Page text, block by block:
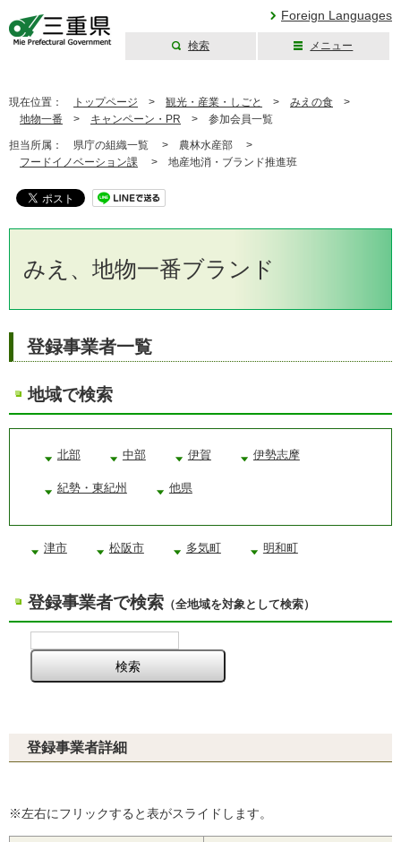
Foreign Languages
検索 メニュー
現在位置： トップページ > 観光・産業・しごと > みえの食 >
地物一番 > キャンペーン・PR > 参加会員一覧
担当所属： 県庁の組織一覧 > 農林水産部 >
フードイノベーション課 > 地産地消・ブランド推進班
みえ、地物一番ブランド
登録事業者一覧
地域で検索
北部 中部 伊賀 伊勢志摩
紀勢・東紀州 他県
津市 松阪市 多気町 明和町
登録事業者で検索 （全地域を対象として検索）
登録事業者詳細
※左右にフリックすると表がスライドします。